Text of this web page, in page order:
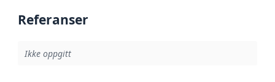
Referanser
Ikke oppgitt